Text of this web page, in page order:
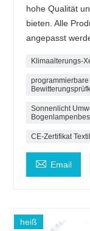
hohe Qualität
bieten. Alle
angepasst
Klimaalterungs-
Sonnenlicht
CE-Zertifikat
 Email
heiß